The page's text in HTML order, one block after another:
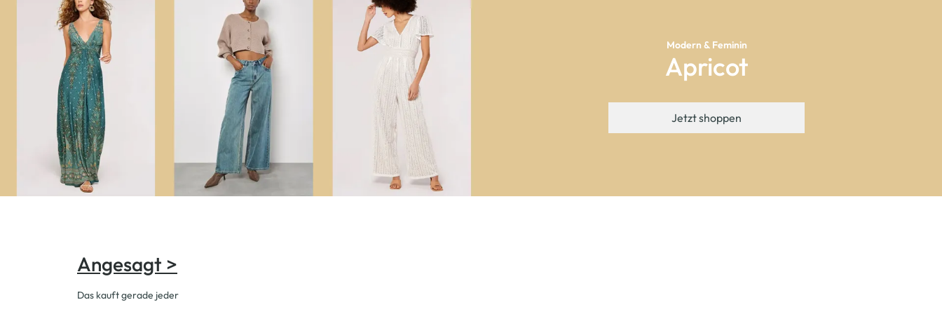
Modern & Feminin
Apricot
Jetzt shoppen
Angesagt >
Das kauft gerade jeder